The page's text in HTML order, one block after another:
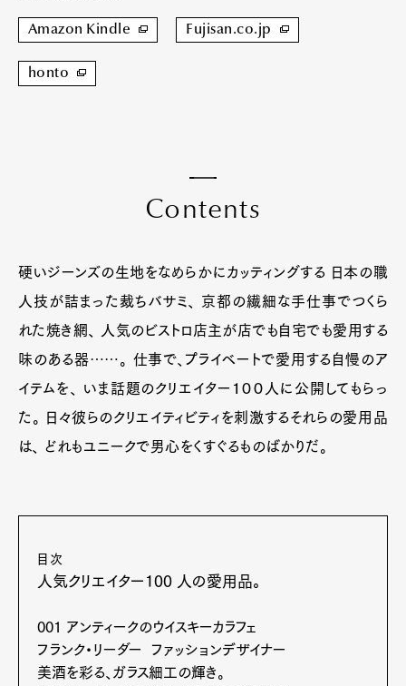
Amazon Kindle Fujisan.co.jp
honto
Contents
硬いジーンズの生地をなめらかにカッティングする 日本の職
人技が詰まった裁ちバサミ、 京都の繊細な手仕事でつくら
れた焼き網、 人気のビストロ店主が店でも自宅でも愛用する
味のある器……。 仕事で、プライベートで愛用する自慢のア
イテムを、 いま話題のクリエイター１００人に公開してもらっ
た。 日々彼らのクリエイティビティを刺激するそれらの愛用品
は、 どれもユニークで男心をくすぐるものばかりだ。
目次
人気クリエイター100 人の愛用品。
001 アンティークのウイスキーカラフェ
フランク・リーダー ファッションデザイナー
美酒を彩る、ガラス細工の輝き。